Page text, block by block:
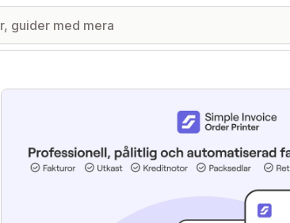
Galleri med utvalda bilder